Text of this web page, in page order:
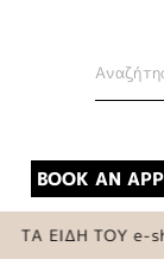
BOOK AN
ΕΙΔΗ ΤΟΥ e-shop